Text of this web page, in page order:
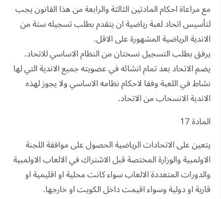
مع مراعاة احكام المادتين الثالثة والرابعة من هذا القانون يجب
لتأسيس اتحاد لعبة رياضية ان يتقدم بطلب تسجيله ستة من
الاندية الرياضية المشهورة على الاقل.
يرفق بطلب التسجيل نسختان من النظام الاساسي للاتحاد.
يضم الاتحاد بعد تمام انشائه في عضويته جميع الاندية التي لها
نشاط في اللعبة وفقا لاحكام نظامه الاساسي ولا يجوز لهذه
الاندية الانسحاب من الاتحاد.
المادة 17
يتعين على الاتحادات الرياضية الحصول على موافقة اللجنة
الاولمبية والوزارة المختصة قبل الاشتراك في الالعاب الاولمبية
والدورات المتعددة الالعاب سواء كانت محلية او اقليمية او
قارية او دولية وسواء اقيمت داخل الكويت او خارجها.